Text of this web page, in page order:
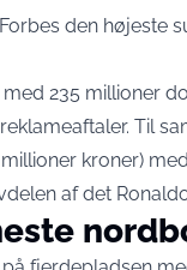
den højeste
235 millioner
Til
kroner)
af det